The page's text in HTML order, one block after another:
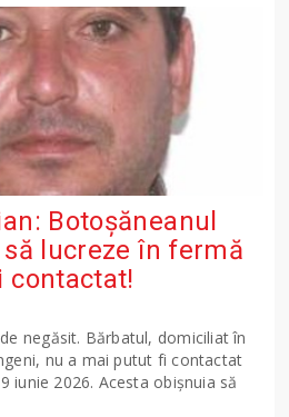
Botoșăneanul
lucreze în fermă
contactat!
negăsit. Bărbatul, domiciliat în
nu a mai putut fi contactat
iunie 2026. Acesta obișnuia să